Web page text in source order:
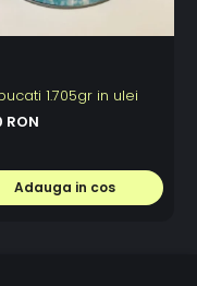
1.705gr in ulei
RON
Adauga in cos